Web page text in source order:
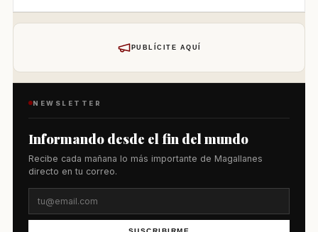
PUBLÍCITE AQUÍ
NEWSLETTER
Informando desde el fin del mundo
Recibe cada mañana lo más importante de Magallanes
directo en tu correo.